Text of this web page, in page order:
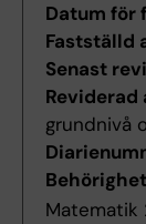
Datum för
Fastställd
Senast
Reviderad
grundnivå
Matematik